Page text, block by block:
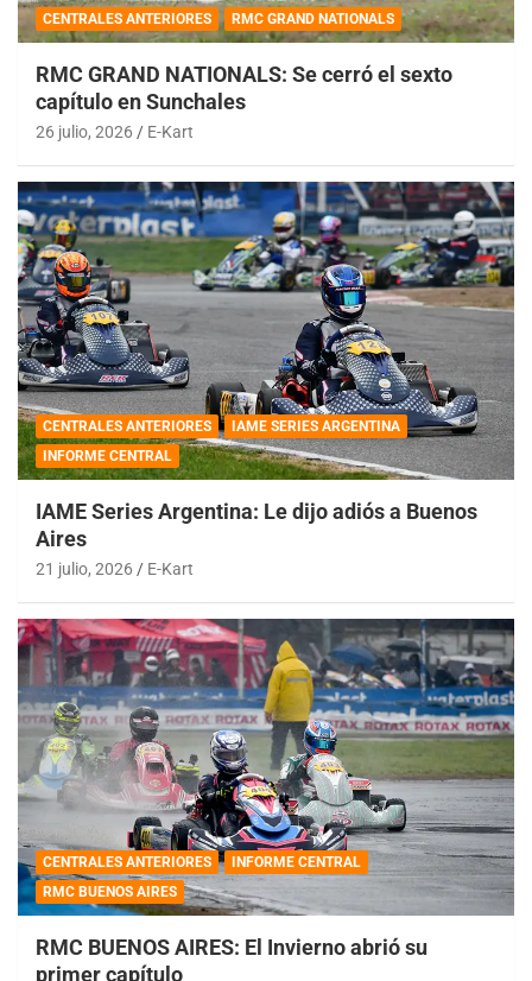
CENTRALES ANTERIORES RMC GRAND NATIONALS
RMC GRAND NATIONALS: Se cerró el sexto
capítulo en Sunchales
26 julio, 2026 E-Kart
CENTRALES ANTERIORES
IAME SERIES ARGENTINA
INFORME CENTRAL
IAME Series Argentina: Le dijo adiós a Buenos
Aires
21 julio, 2026 E-Kart
CENTRALES ANTERIORES
INFORME CENTRAL
RMC BUENOS AIRES
RMC BUENOS AIRES: El Invierno abrió su
primer capítulo